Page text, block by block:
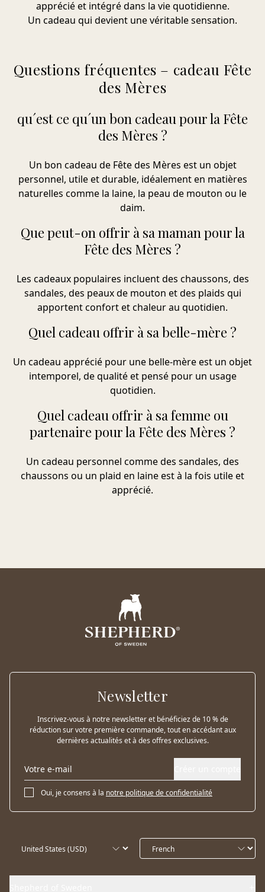
apprécié et intégré dans la vie quotidienne.
Un cadeau qui devient une véritable sensation.
Questions fréquentes – cadeau Fête
des Mères
qu´est ce qu´un bon cadeau pour la Fête
des Mères ?
Un bon cadeau de Fête des Mères est un objet
personnel, utile et durable, idéalement en matières
naturelles comme la laine, la peau de mouton ou le
daim.
Que peut-on offrir à sa maman pour la
Fête des Mères ?
Les cadeaux populaires incluent des chaussons, des
sandales, des peaux de mouton et des plaids qui
apportent confort et chaleur au quotidien.
Quel cadeau offrir à sa belle-mère ?
Un cadeau apprécié pour une belle-mère est un objet
intemporel, de qualité et pensé pour un usage
quotidien.
Quel cadeau offrir à sa femme ou
partenaire pour la Fête des Mères ?
Un cadeau personnel comme des sandales, des
chaussons ou un plaid en laine est à la fois utile et
apprécié.
Newsletter
Inscrivez-vous à notre newsletter et bénéficiez de 10 % de
réduction sur votre première commande, tout en accédant aux
dernières actualités et à des offres exclusives.
Oui, je consens à la notre politique de confidentialité